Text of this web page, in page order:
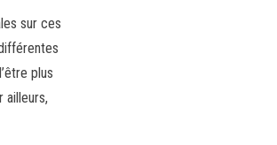
sur ces
plus
ailleurs,